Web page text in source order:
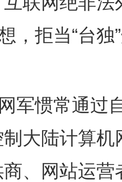
，拒当“台
惯常通过
大陆计算
、网站运